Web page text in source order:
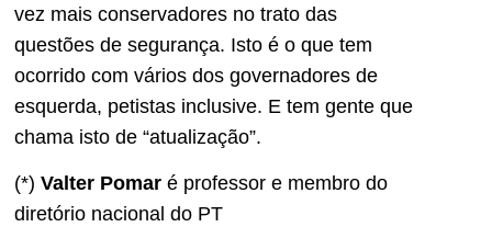
vez mais conservadores no trato das
questões de segurança. Isto é o que tem
ocorrido com vários dos governadores de
esquerda, petistas inclusive. E tem gente que
chama isto de “atualização”.
(*) Valter Pomar é professor e membro do
diretório nacional do PT